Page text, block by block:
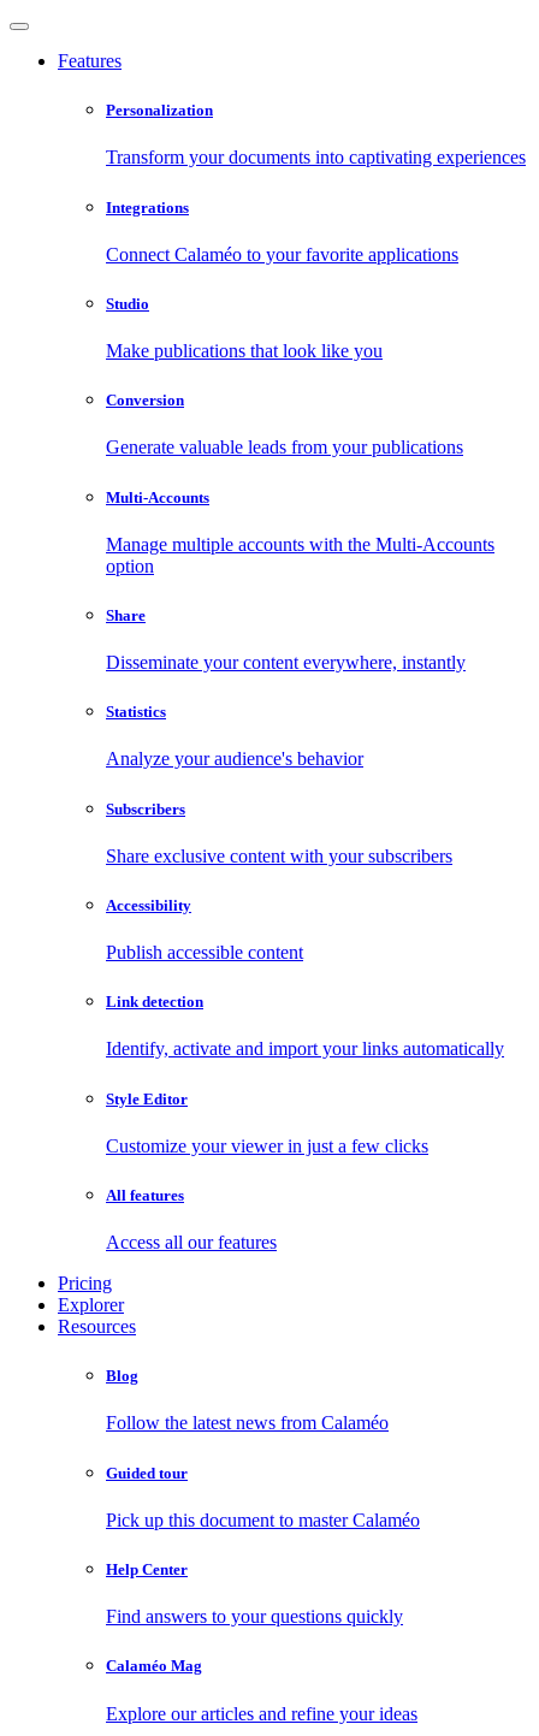
Features
Personalization
Transform your documents into captivating experiences
Integrations
Connect Calaméo to your favorite applications
Studio
Make publications that look like you
Conversion
Generate valuable leads from your publications
Multi-Accounts
Manage multiple accounts with the Multi-Accounts
option
Share
Disseminate your content everywhere, instantly
Statistics
Analyze your audience's behavior
Subscribers
Share exclusive content with your subscribers
Accessibility
Publish accessible content
Link detection
Identify, activate and import your links automatically
Style Editor
Customize your viewer in just a few clicks
All features
Access all our features
Pricing
Explorer
Resources
Blog
Follow the latest news from Calaméo
Guided tour
Pick up this document to master Calaméo
Help Center
Find answers to your questions quickly
Calaméo Mag
Explore our articles and refine your ideas